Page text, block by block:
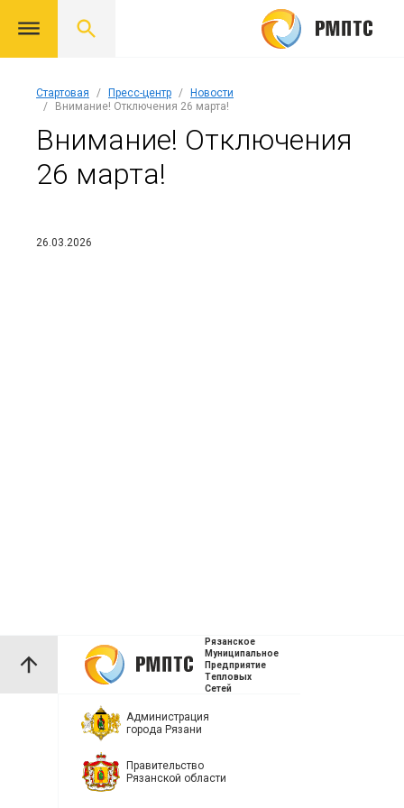
Стартовая Пресс-центр
Новости
Внимание! Отключения 26 марта!
Внимание! Отключения
26 марта!
26.03.2026
Рязанское
Муниципальное
Предприятие
Тепловых
Сетей
Администрация
города Рязани
Правительство
Рязанской области